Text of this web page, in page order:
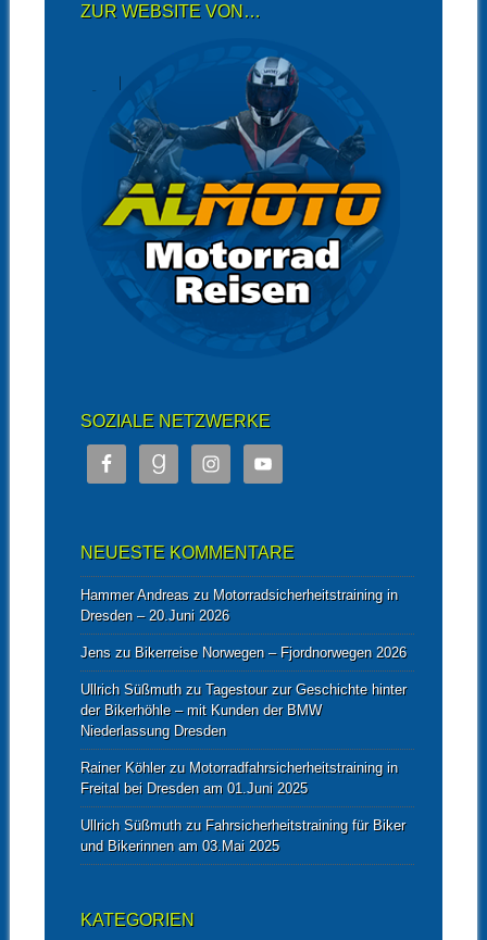
ZUR WEBSITE VON…
SOZIALE NETZWERKE
NEUESTE KOMMENTARE
Hammer Andreaszu Motorradsicherheitstraining in
Dresden – 20.Juni 2026
Jenszu Bikerreise Norwegen – Fjordnorwegen 2026
Ullrich Süßmuthzu Tagestour zur Geschichte hinter
der Bikerhöhle – mit Kunden der BMW
Niederlassung Dresden
Rainer Köhlerzu Motorradfahrsicherheitstraining in
Freital bei Dresden am 01.Juni 2025
Ullrich Süßmuthzu Fahrsicherheitstraining für Biker
und Bikerinnen am 03.Mai 2025
KATEGORIEN